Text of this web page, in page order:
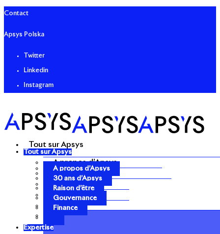
Contact
Apsys Polska
Twitter
Linkedin
Instagram
Tout sur Apsys
A propos d’Apsys
30 ans d’Apsys
Raison d’être
Gouvernance
Finance
Tout sur Apsys
A propos d’Apsys
30 ans d’Apsys
Raison d’être
Gouvernance
Finance
Expertise